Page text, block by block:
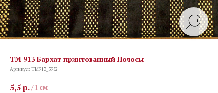
TM 913 Бархат принтованный Полосы
Артикул:TM913_5932
5,5р./ 1 см